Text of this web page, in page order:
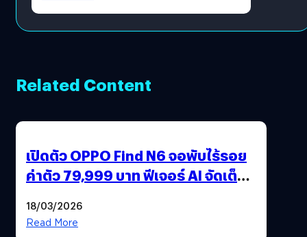
Related Content
เปิดตัว OPPO Find N6 จอพับไร้รอย
ค่าตัว 79,999 บาท ฟีเจอร์ AI จัดเต็ม
18/03/2026
Read More